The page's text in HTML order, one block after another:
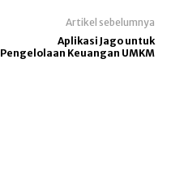
Artikel sebelumnya
Aplikasi Jago untuk
Pengelolaan Keuangan UMKM